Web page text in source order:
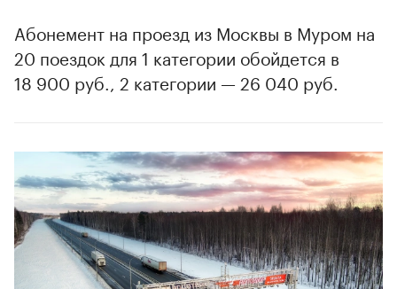
Абонемент на проезд из Москвы в Муром на
20 поездок для 1 категории обойдется в
18 900 руб., 2 категории — 26 040 руб.